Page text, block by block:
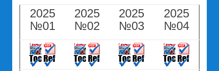
2025
№01
2025
№02
2025
№03
2025
№04